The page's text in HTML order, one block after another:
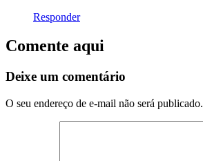
Responder
Comente aqui
Deixe um comentário
O seu endereço de e-mail não será publicado.